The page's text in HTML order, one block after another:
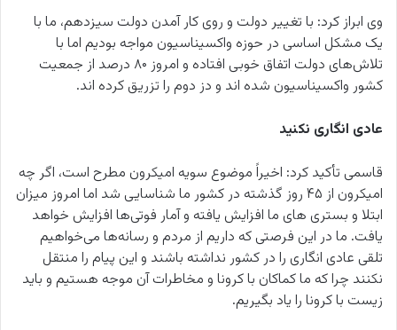
وی ابراز کرد: با تغییر دولت و روی کار آمدن دولت سیزدهم، ما با
یک مشکل اساسی در حوزه واکسیناسیون مواجه بودیم اما با
تلاش‌های دولت اتفاق خوبی افتاده و امروز ۸۰ درصد از جمعیت
کشور واکسیناسیون شده اند و دز دوم را تزریق کرده اند.
عادی انگاری نکنید
قاسمی تأکید کرد: اخیراً موضوع سویه امیکرون مطرح است، اگر چه
امیکرون از ۴۵ روز گذشته در کشور ما شناسایی شد اما امروز میزان
ابتلا و بستری های ما افزایش یافته و آمار فوتی‌ها افزایش خواهد
یافت. ما در این فرصتی که داریم از مردم و رسانه‌ها می‌خواهیم
تلقی عادی انگاری را در کشور نداشته باشند و این پیام را منتقل
نکنند چرا که ما کماکان با کرونا و مخاطرات آن موجه هستیم و باید
زیست با کرونا را یاد بگیریم.